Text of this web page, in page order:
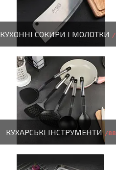
КУХОННІ СОКИРИ І МОЛОТКИ
КУХАРСЬКІ ІНСТРУМЕНТИ 88